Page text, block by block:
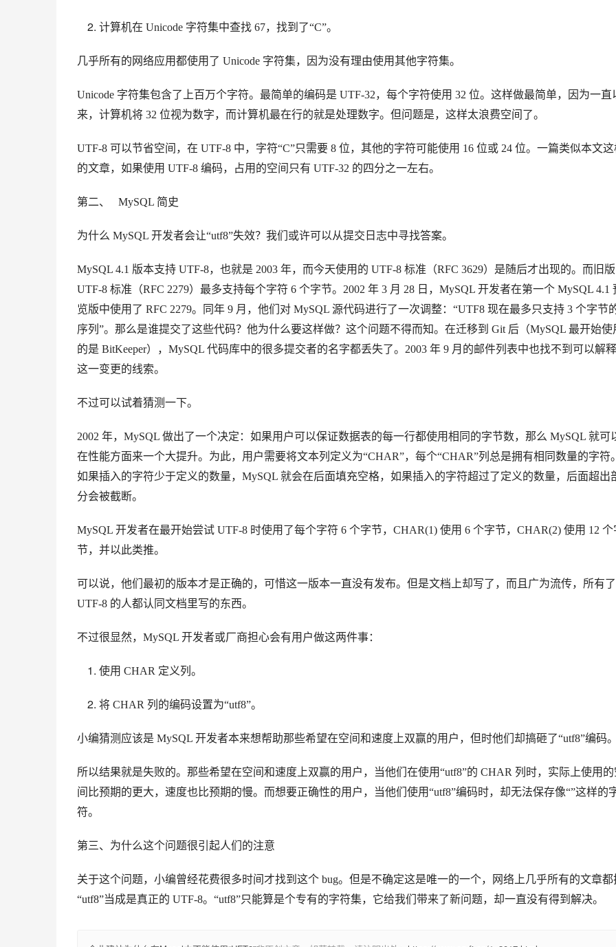
计算机在 Unicode 字符集中查找 67，找到了“C”。
几乎所有的网络应用都使用了 Unicode 字符集，因为没有理由使用其他字符集。
Unicode 字符集包含了上百万个字符。最简单的编码是 UTF-32，每个字符使用 32 位。这样做最简单，因为一直
来，计算机将 32 位视为数字，而计算机最在行的就是处理数字。但问题是，这样太浪费空间了。
UTF-8 可以节省空间，在 UTF-8 中，字符“C”只需要 8 位，其他的字符可能使用 16 位或 24 位。一篇类似本文
的文章，如果使用 UTF-8 编码，占用的空间只有 UTF-32 的四分之一左右。
第二、 MySQL 简史
为什么 MySQL 开发者会让“utf8”失效？我们或许可以从提交日志中寻找答案。
MySQL 4.1 版本支持 UTF-8，也就是 2003 年，而今天使用的 UTF-8 标准（RFC 3629）是随后才出现的。 而旧
UTF-8 标准（RFC 2279）最多支持每个字符 6 个字节。2002 年 3 月 28 日，MySQL 开发者在第一个 MySQL 4.1
览版中使用了 RFC 2279。
同年 9 月，他们对 MySQL 源代码进行了一次调整：“UTF8 现在最多只支持 3 个字节
序列”。 那么是谁提交了这些代码？他为什么要这样做？这个问题不得而知。在迁移到 Git 后（MySQL 最开始使
的是 BitKeeper），MySQL 代码库中的很多提交者的名字都丢失了。2003 年 9 月的邮件列表中也找不到可以解释
这一变更的线索。
不过可以试着猜测一下。
2002 年，MySQL 做出了一个决定：如果用户可以保证数据表的每一行都使用相同的字节数，那么 MySQL 就可
在性能方面来一个大提升。为此，用户需要将文本列定义为“CHAR”，每个“CHAR”列总是拥有相同数量的字符
如果插入的字符少于定义的数量，MySQL 就会在后面填充空格，如果插入的字符超过了定义的数量，后面超出
分会被截断。
MySQL 开发者在最开始尝试 UTF-8 时使用了每个字符 6 个字节，CHAR(1) 使用 6 个字节，CHAR(2) 使用 12 个
节，并以此类推。
可以说，他们最初的版本才是正确的，可惜这一版本一直没有发布。但是文档上却写了，而且广为流传，所有
UTF-8 的人都认同文档里写的东西。
不过很显然，MySQL 开发者或厂商担心会有用户做这两件事：
使用 CHAR 定义列。
将 CHAR 列的编码设置为“utf8”。
小编猜测应该是 MySQL 开发者本来想帮助那些希望在空间和速度上双赢的用户，但时他们却搞砸了“utf8”编码
所以结果就是失败的。那些希望在空间和速度上双赢的用户，当他们在使用“utf8”的 CHAR 列时，实际上使用的
间比预期的更大，速度也比预期的慢。而想要正确性的用户，当他们使用“utf8”编码时，却无法保存像“”这样的
符。
第三、为什么这个问题很引起人们的注意
关于这个问题，小编曾经花费很多时间才找到这个 bug。但是不确定这是唯一的一个，网络上几乎所有的文章都
“utf8”当成是真正的 UTF-8。 “utf8”只能算是个专有的字符集，它给我们带来了新问题，却一直没有得到解决。